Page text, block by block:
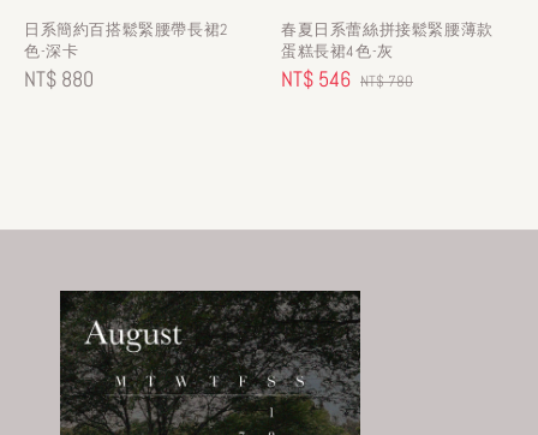
日系簡約百搭鬆緊腰帶長裙2
色-深卡
Regular
NT$ 880
春夏日系蕾絲拼接鬆緊腰薄款
蛋糕長裙4色-灰
Sale
NT$ 546 Regular
NT$ 780